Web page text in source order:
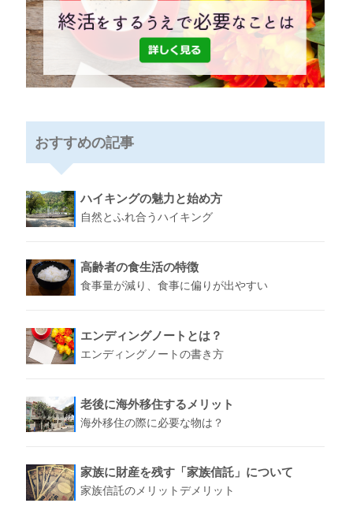
おすすめの記事
ハイキングの魅力と始め方
自然とふれ合うハイキング
高齢者の食生活の特徴
食事量が減り、食事に偏りが出やすい
エンディングノートとは？
エンディングノートの書き方
老後に海外移住するメリット
海外移住の際に必要な物は？
家族に財産を残す「家族信託」について
家族信託のメリットデメリット